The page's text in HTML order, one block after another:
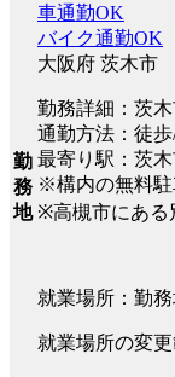
勤
務
地
車通勤OK
バイク通勤OK
大阪府 茨木市
勤務詳細：茨
通勤方法：徒
最寄り駅：茨
※構内の無料
※高槻市にある
就業場所：勤
就業場所の変